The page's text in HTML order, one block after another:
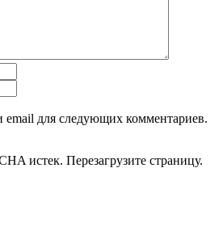
для следующих комментариев.
истек. Перезагрузите страницу.